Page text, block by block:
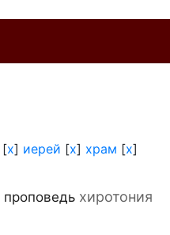
[x] иерей [x] храм [x]
проповедь хиротония